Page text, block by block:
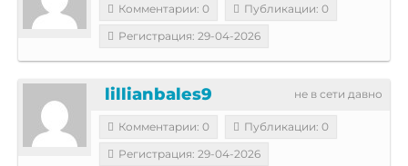
Комментарии: 0
Публикации: 0
Регистрация: 29-04-2026
не в сети давно
lillianbales9
Комментарии: 0
Публикации: 0
Регистрация: 29-04-2026